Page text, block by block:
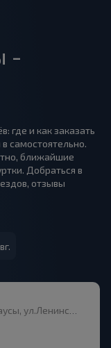
-
где и как заказать
самостоятельно.
ближайшие
Добраться в
отзывы
ул.Ленинская, 2-А